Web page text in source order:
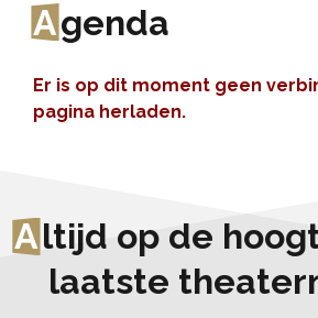
Agenda
Er is op dit moment geen
pagina herladen.
Altijd op de
laatste